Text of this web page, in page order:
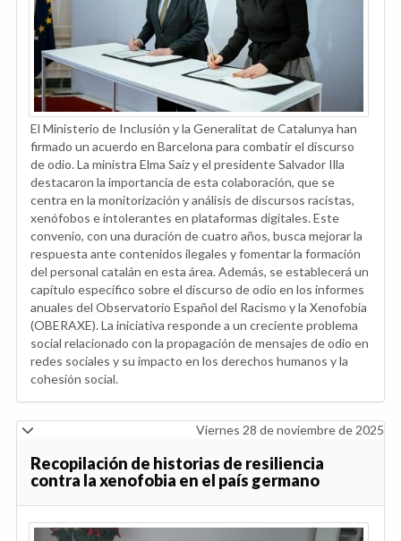
El Ministerio de Inclusión y la Generalitat de Catalunya han
firmado un acuerdo en Barcelona para combatir el discurso
de odio. La ministra Elma Saiz y el presidente Salvador Illa
destacaron la importancia de esta colaboración, que se
centra en la monitorización y análisis de discursos racistas,
xenófobos e intolerantes en plataformas digitales. Este
convenio, con una duración de cuatro años, busca mejorar la
respuesta ante contenidos ilegales y fomentar la formación
del personal catalán en esta área. Además, se establecerá un
capítulo específico sobre el discurso de odio en los informes
anuales del Observatorio Español del Racismo y la Xenofobia
(OBERAXE). La iniciativa responde a un creciente problema
social relacionado con la propagación de mensajes de odio en
redes sociales y su impacto en los derechos humanos y la
cohesión social.
Viernes 28 de noviembre de 2025
Recopilación de historias de resiliencia
contra la xenofobia en el país germano